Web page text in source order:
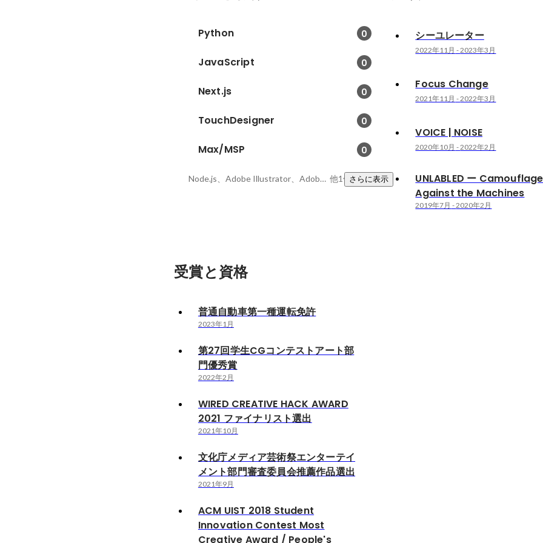
Python 0
JavaScript 0
Next.js 0
TouchDesigner 0
Max/MSP 0
Node.js、Adobe Illustrator、Adobe Premiere Pro 他1件さらに表示
シーユレーター
2022年11月 -2023年3月
Focus Change
2021年11月 -2022年3月
VOICE | NOISE
2020年10月 -2022年2月
UNLABLED ー Camouflage
Against the Machines
2019年7月 -2020年2月
受賞と資格
普通自動車第一種運転免許
2023年1月
第27回学生CGコンテストアート部
門優秀賞
2022年2月
WIRED CREATIVE HACK AWARD
2021 ファイナリスト選出
2021年10月
文化庁メディア芸術祭エンターテイ
メント部門審査委員会推薦作品選出
2021年9月
ACM UIST 2018 Student
Innovation Contest Most
Creative Award / People's